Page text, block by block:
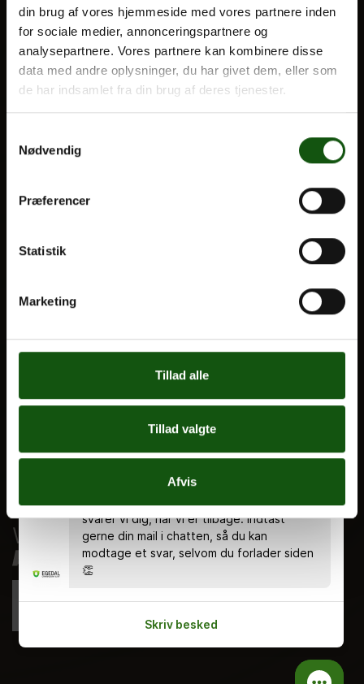
din brug af vores hjemmeside med vores partnere inden
for sociale medier, annonceringspartnere og
analysepartnere. Vores partnere kan kombinere disse
data med andre oplysninger, du har givet dem, eller som
de har indsamlet fra din brug af deres tjenester.
Nødvendig
Præferencer
Statistik
Marketing
Tillad alle
Tillad valgte
Afvis
Om E.G.
BLIV ELEV
Optagelse
Til forældre
VORES UDDANNELSER
HF
Kontakt
Tal og Oplysninger
Tilgængelighedserklæring
8.00 - 18.00 🤗 Du kan stadig skrive en
svarer vi dig, når vi er tilbage. Indtast
gerne din mail i chatten, så du kan
modtage et svar, selvom du forlader siden
👏
Skriv besked